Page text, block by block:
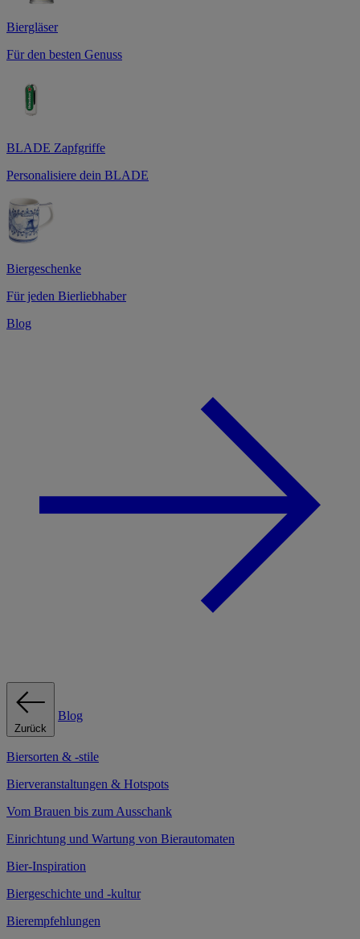
Biergläser
Für den besten Genuss
BLADE Zapfgriffe
Personalisiere dein BLADE
Biergeschenke
Für jeden Bierliebhaber
Blog
Zurück
Blog
Biersorten & -stile
Bierveranstaltungen & Hotspots
Vom Brauen bis zum Ausschank
Einrichtung und Wartung von Bierautomaten
Bier-Inspiration
Biergeschichte und -kultur
Bierempfehlungen